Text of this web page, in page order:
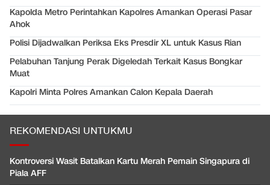
Kapolda Metro Perintahkan Kapolres Amankan Operasi Pasar
Ahok
Polisi Dijadwalkan Periksa Eks Presdir XL untuk Kasus Rian
Pelabuhan Tanjung Perak Digeledah Terkait Kasus Bongkar
Muat
Kapolri Minta Polres Amankan Calon Kepala Daerah
REKOMENDASI UNTUKMU
Kontroversi Wasit Batalkan Kartu Merah Pemain Singapura di
Piala AFF